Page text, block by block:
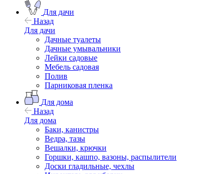
Для дачи
Назад
Для дачи
Дачные туалеты
Дачные умывальники
Лейки садовые
Мебель садовая
Полив
Парниковая пленка
Для дома
Назад
Для дома
Баки, канистры
Ведра, тазы
Вешалки, крючки
Горшки, кашпо, вазоны, распылители
Доски гладильные, чехлы